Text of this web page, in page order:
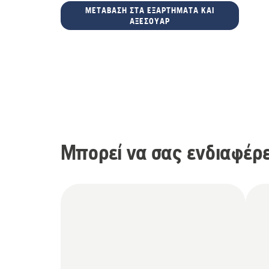
ΜΕΤΆΒΑΣΗ ΣΤΑ ΕΞΑΡΤΉΜΑΤΑ ΚΑΙ
ΑΞΕΣΟΥΆΡ
Μπορεί να σας